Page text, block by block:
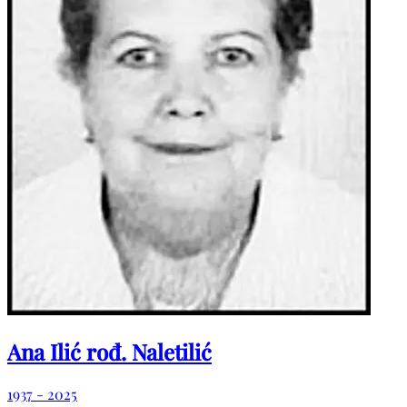
Ana Ilić rođ. Naletilić
1937 - 2025